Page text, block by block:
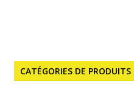
CATÉGORIES DE PRODUITS